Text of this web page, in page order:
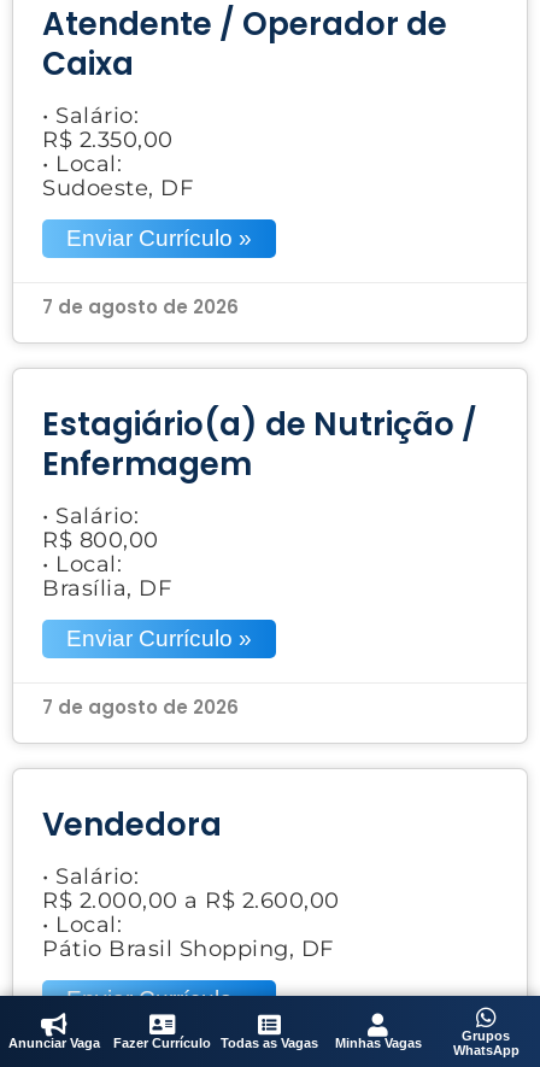
Atendente / Operador de
Caixa
• Salário:
R$ 2.350,00
• Local:
Sudoeste, DF
Enviar Currículo »
7 de agosto de 2026
Estagiário(a) de Nutrição /
Enfermagem
• Salário:
R$ 800,00
• Local:
Brasília, DF
Enviar Currículo »
7 de agosto de 2026
Vendedora
• Salário:
R$ 2.000,00 a R$ 2.600,00
• Local:
Pátio Brasil Shopping, DF
Enviar Currículo »
Anunciar Vaga Fazer Currículo Todas as Vagas Minhas Vagas
Grupos
WhatsApp